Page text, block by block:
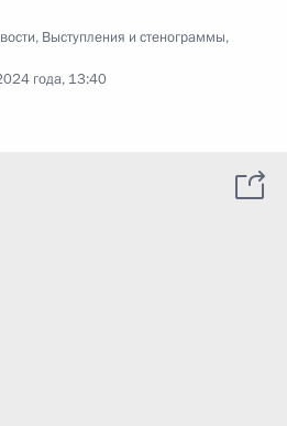
, Выступления и стенограммы,
года, 13:40